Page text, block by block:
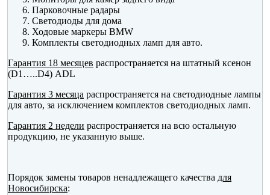
Парковочные радары
Светодиоды для дома
Ходовые маркеры BMW
Комплекты светодиодных ламп для авто.
Гарантия 18 месяцев распространяется на штатный ксенон
(D1…..D4) ADL
Гарантия 3 месяца распространяется на светодиодные лампы
для авто, за исключением комплектов светодиодных ламп.
Гарантия 2 недели распространяется на всю остальную
продукцию, не указанную выше.
Порядок замены товаров ненадлежащего качества для
Новосибирска: